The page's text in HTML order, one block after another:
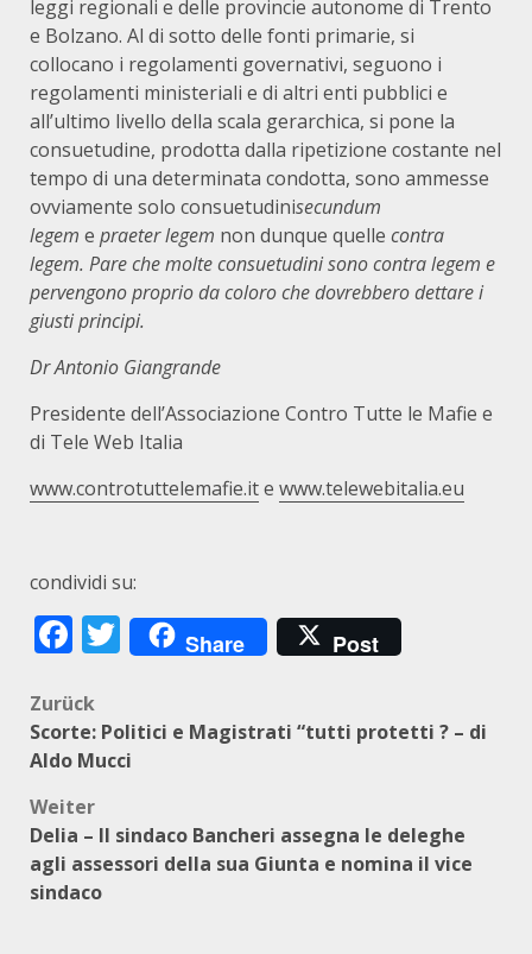
leggi regionali e delle provincie autonome di Trento
e Bolzano. Al di sotto delle fonti primarie, si
collocano i regolamenti governativi, seguono i
regolamenti ministeriali e di altri enti pubblici e
all’ultimo livello della scala gerarchica, si pone la
consuetudine, prodotta dalla ripetizione costante nel
tempo di una determinata condotta, sono ammesse
ovviamente solo consuetudinisecundum
legem e praeter legem non dunque quelle contra
legem. Pare che molte consuetudini sono contra legem e
pervengono proprio da coloro che dovrebbero dettare i
giusti principi.
Dr Antonio Giangrande
Presidente dell’Associazione Contro Tutte le Mafie e
di Tele Web Italia
www.controtuttelemafie.ite www.telewebitalia.eu
condividi su:
Facebook
Twitter
Share Post
Beitragsnavigation
Zurück
Scorte: Politici e Magistrati “tutti protetti ? – di
Aldo Mucci
Weiter
Delia – Il sindaco Bancheri assegna le deleghe
agli assessori della sua Giunta e nomina il vice
sindaco